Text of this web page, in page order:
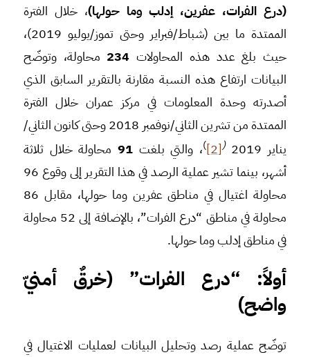
(درع الفرات، عفرين، إدلب وما حولها)، خلال الفترة
الممتدة ما بين (شباط/فبراير وحتى تموز/يوليو 2019)،
حيث بلغ عدد هذه المحاولات 234 محاولة، وتوضّح
البيانات ارتفاع هذه النسبة مقارنة بالتقرير السابق الذي
أصدرته وحدة المعلومات في مركز عمران خلال الفترة
الممتدة من تشرين الثاني/نوفمبر 2018 وحتى كانون الثاني/
يناير 2019
(
[2]
)، والتي بلغت91 محاولة خلال ثلاثة
أشهر، بينما تشير عملية الرصد في هذا التقرير إلى وقوع 96
محاولة اغتيال في مناطق عفرين وما حولها، مقابل 86
محاولة في مناطق “درع الفرات”، بالإضافة إلى 52 محاولة
في مناطق إدلب وما حولها.
أولاً: “درع الفرات” (خرقٌ أمنيّ
واضح)
توضّح عملية رصد وتحليل البيانات لعمليات الاغتيال في